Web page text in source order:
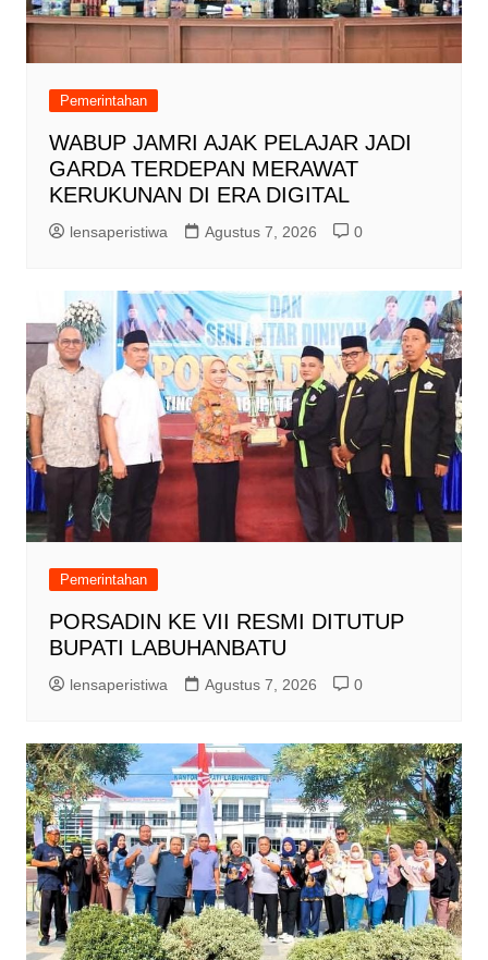
Pemerintahan
WABUP JAMRI AJAK PELAJAR JADI
GARDA TERDEPAN MERAWAT
KERUKUNAN DI ERA DIGITAL
lensaperistiwa Agustus 7, 2026 0
Pemerintahan
PORSADIN KE VII RESMI DITUTUP
BUPATI LABUHANBATU
lensaperistiwa Agustus 7, 2026 0